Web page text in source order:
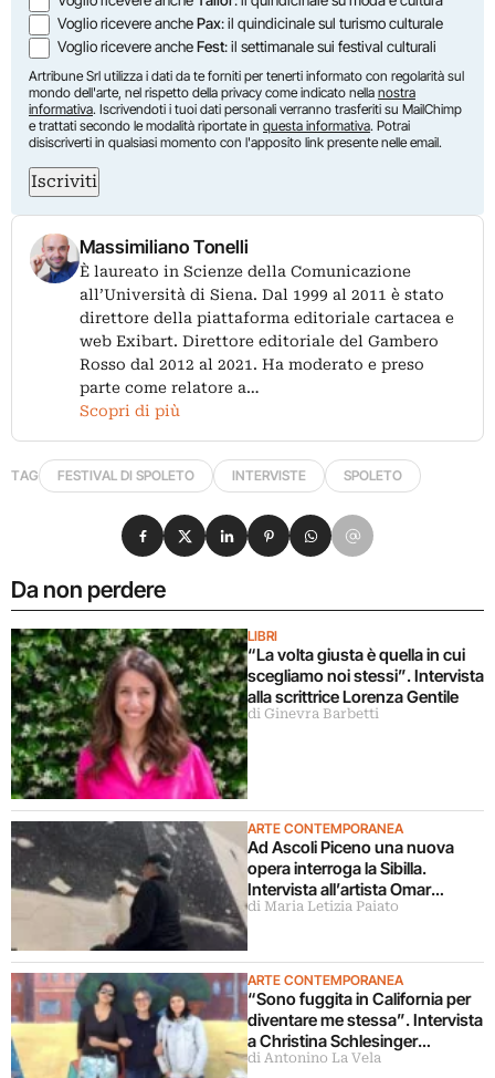
Voglio ricevere anchePax: il quindicinale sul turismo culturale
Voglio ricevere ancheFest: il settimanale sui festival culturali
Artribune Srl utilizza i dati da te forniti per tenerti informato con regolarità sul
mondo dell'arte, nel rispetto della privacy come indicato nella nostra
informativa. Iscrivendoti i tuoi dati personali verranno trasferiti su MailChimp
e trattati secondo le modalità riportate in questa informativa. Potrai
disiscriverti in qualsiasi momento con l'apposito link presente nelle email.
Iscriviti
Massimiliano Tonelli
È laureato in Scienze della Comunicazione
all’Università di Siena. Dal 1999 al 2011 è stato
direttore della piattaforma editoriale cartacea e
web Exibart. Direttore editoriale del Gambero
Rosso dal 2012 al 2021. Ha moderato e preso
parte come relatore a…
Scopri di più
TAG FESTIVAL DI SPOLETO INTERVISTE SPOLETO
Da non perdere
LIBRI
“La volta giusta è quella in cui
scegliamo noi stessi”. Intervista
alla scrittrice Lorenza Gentile
di Ginevra Barbetti
ARTE CONTEMPORANEA
Ad Ascoli Piceno una nuova
opera interroga la Sibilla.
Intervista all’artista Omar
Galliani
di Maria Letizia Paiato
ARTE CONTEMPORANEA
“Sono fuggita in California per
diventare me stessa”. Intervista
a Christina Schlesinger
delle Guerrilla Girls
di Antonino La Vela
Condividi su Facebook
Condividi su X
Condividi su LinkedIn
Condividi su Pinterest
Condividi su WhatsApp
Condividi su Email